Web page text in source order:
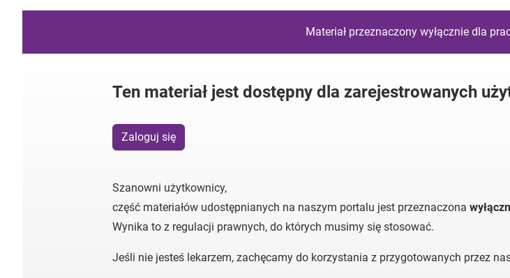
Materiał przeznaczony wyłącznie dla
Ten materiał jest dostępny dla zarejestrowanych
Zaloguj się
Szanowni użytkownicy,
część materiałów udostępnianych na naszym portalu jest przeznaczona
Wynika to z regulacji prawnych, do których musimy się stosować.
Jeśli nie jesteś lekarzem, zachęcamy do korzystania z przygotowanych przez